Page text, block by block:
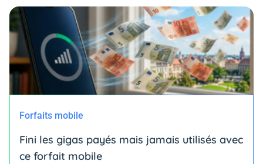
Forfaits mobile
Fini les gigas payés mais jamais utilisés avec
ce forfait mobile